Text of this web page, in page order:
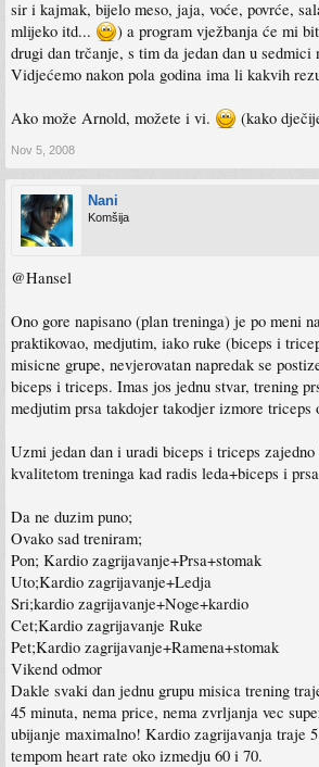
sir i kajmak, bijelo meso, jaja, voće, povrće,
mlijeko itd...
) a program vježbanja će mi
drugi dan trčanje, s tim da jedan dan u sedmici
Vidjećemo nakon pola godina ima li kakvih
Ako može Arnold, možete i vi. (kako
Nov 5, 2008
Nani
Komšija
@Hansel
Ono gore napisano (plan treninga) je po meni
praktikovao, medjutim, iako ruke (biceps i
misicne grupe, nevjerovatan napredak se
biceps i triceps. Imas jos jednu stvar, trening
medjutim prsa takdojer takodjer izmore triceps
Uzmi jedan dan i uradi biceps i triceps zajedno
kvalitetom treninga kad radis leda+biceps i
Da ne duzim puno;
Ovako sad treniram;
Pon; Kardio zagrijavanje+Prsa+stomak
Uto;Kardio zagrijavanje+Ledja
Sri;kardio zagrijavanje+Noge+kardio
Cet;Kardio zagrijavanje Ruke
Pet;Kardio zagrijavanje+Ramena+stomak
Vikend odmor
Dakle svaki dan jednu grupu misica trening
45 minuta, nema price, nema zvrljanja vec
ubijanje maximalno! Kardio zagrijavanja traje
tempom heart rate oko izmedju 60 i 70.